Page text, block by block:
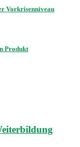
Vorkrisenniveau
Produkt